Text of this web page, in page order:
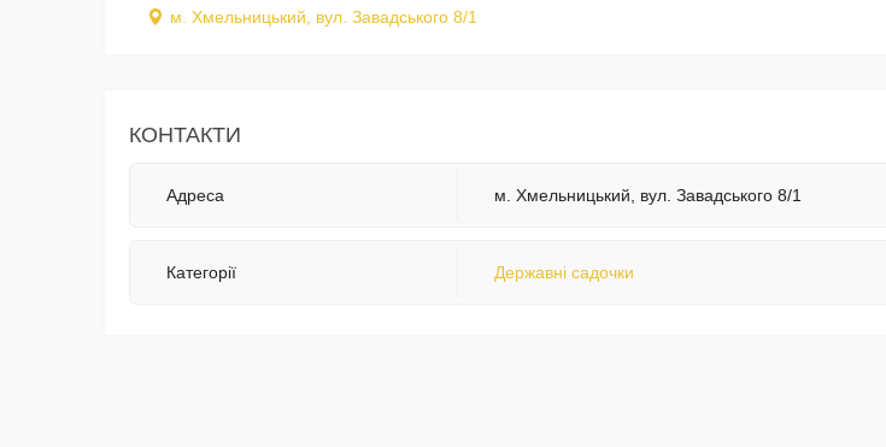
м. Хмельницький, вул. Завадського 8/1
КОНТАКТИ
Адреса м. Хмельницький, вул. Завадського 8/1
Категорії Державні садочки